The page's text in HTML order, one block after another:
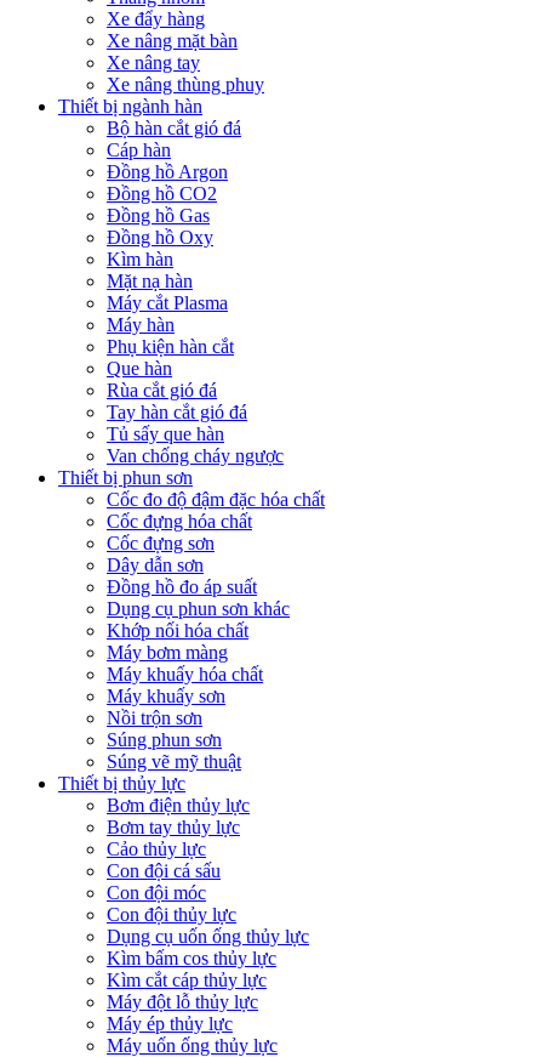
Xe đẩy hàng
Xe nâng mặt bàn
Xe nâng tay
Xe nâng thùng phuy
Thiết bị ngành hàn
Bộ hàn cắt gió đá
Cáp hàn
Đồng hồ Argon
Đồng hồ CO2
Đồng hồ Gas
Đồng hồ Oxy
Kìm hàn
Mặt nạ hàn
Máy cắt Plasma
Máy hàn
Phụ kiện hàn cắt
Que hàn
Rùa cắt gió đá
Tay hàn cắt gió đá
Tủ sấy que hàn
Van chống cháy ngược
Thiết bị phun sơn
Cốc đo độ đậm đặc hóa chất
Cốc đựng hóa chất
Cốc đựng sơn
Dây dẫn sơn
Đồng hồ đo áp suất
Dụng cụ phun sơn khác
Khớp nối hóa chất
Máy bơm màng
Máy khuấy hóa chất
Máy khuấy sơn
Nồi trộn sơn
Súng phun sơn
Súng vẽ mỹ thuật
Thiết bị thủy lực
Bơm điện thủy lực
Bơm tay thủy lực
Cảo thủy lực
Con đội cá sấu
Con đội móc
Con đội thủy lực
Dụng cụ uốn ống thủy lực
Kìm bấm cos thủy lực
Kìm cắt cáp thủy lực
Máy đột lỗ thủy lực
Máy ép thủy lực
Máy uốn ống thủy lực